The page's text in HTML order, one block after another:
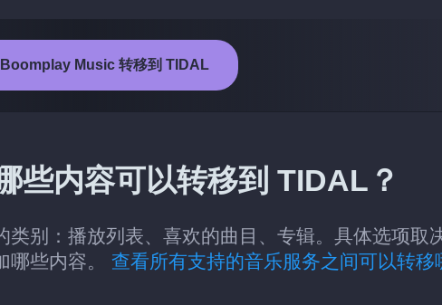
Music 转移到 TIDAL
内容可以转移到 TIDAL？
别：播放列表、喜欢的曲目、专辑。具体选项取
哪些内容。 查看所有支持的音乐服务之间可以转移